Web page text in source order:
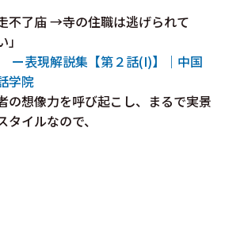
不了庙 →寺の住職は逃げられて
ー表現解説集【第２話(I)】｜中国
学院
の想像力を呼び起こし、まるで実景
イルなので、